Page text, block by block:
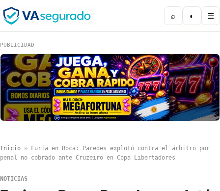
⌕ ◐ ☰
PUBLICIDAD
Inicio »
Furia en Boca: Paredes explotó contra el árbitro por
penal no cobrado ante Cruzeiro en Copa Libertadores
NOTICIAS